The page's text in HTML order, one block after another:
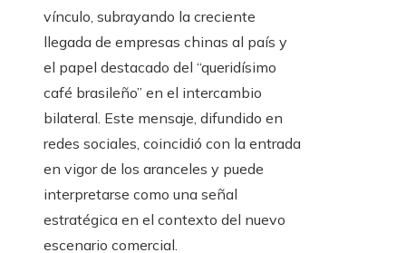
vínculo, subrayando la creciente
llegada de empresas chinas al país y
el papel destacado del “queridísimo
café brasileño” en el intercambio
bilateral. Este mensaje, difundido en
redes sociales, coincidió con la entrada
en vigor de los aranceles y puede
interpretarse como una señal
estratégica en el contexto del nuevo
escenario comercial.